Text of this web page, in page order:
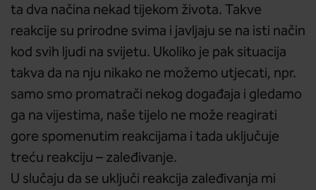
ta dva načina nekad tijekom života. Takve
reakcije su prirodne svima i javljaju se na isti način
kod svih ljudi na svijetu. Ukoliko je pak situacija
takva da na nju nikako ne možemo utjecati, npr.
samo smo promatrači nekog događaja i gledamo
ga na vijestima, naše tijelo ne može reagirati
gore spomenutim reakcijama i tada uključuje
treću reakciju – zaleđivanje.
U slučaju da se uključi reakcija zaleđivanja mi